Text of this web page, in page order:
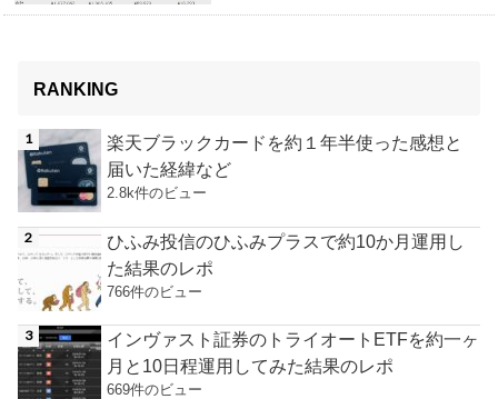
RANKING
楽天ブラックカードを約１年半使った感想と
届いた経緯など
2.8k件のビュー
ひふみ投信のひふみプラスで約10か月運用し
た結果のレポ
766件のビュー
インヴァスト証券のトライオートETFを約一ヶ
月と10日程運用してみた結果のレポ
669件のビュー